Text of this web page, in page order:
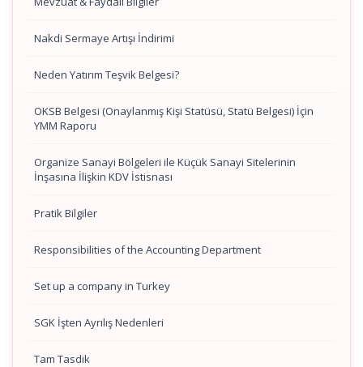
Nakdi Sermaye Artışı İndirimi
Neden Yatırım Teşvik Belgesi?
OKSB Belgesi (Onaylanmış Kişi Statüsü, Statü Belgesi) İçin
YMM Raporu
Organize Sanayi Bölgeleri ile Küçük Sanayi Sitelerinin
İnşasına İlişkin KDV İstisnası
Pratik Bilgiler
Responsibilities of the Accounting Department
Set up a company in Turkey
SGK İşten Ayrılış Nedenleri
Tam Tasdik